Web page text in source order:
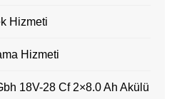
Hizmeti
Hizmeti
18V-28 Cf 2×8.0 Ah Akülü